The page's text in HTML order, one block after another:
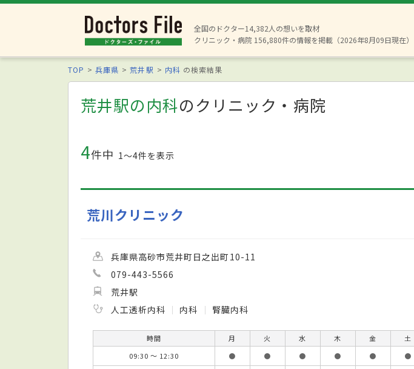
全国のドクター14,382人の想いを取材
クリニック・病院 156,880件の情報を掲載（2026年8月09日現在）
TOP 兵庫県 荒井駅 内科 の検索結果
荒井駅の内科のクリニック・病院
4件中 1〜4件を表示
荒川クリニック
兵庫県高砂市荒井町日之出町10-11
079-443-5566
荒井駅
人工透析内科
内科 腎臓内科
時間 月 火 水 木 金 土
09:30 ～ 12:30
● ● ● ● ● ●